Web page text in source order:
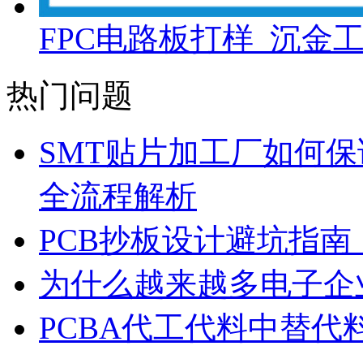
FPC电路板打样_沉金
热门问题
SMT贴片加工厂如何
全流程解析
PCB抄板设计避坑指
为什么越来越多电子
PCBA代工代料中替代